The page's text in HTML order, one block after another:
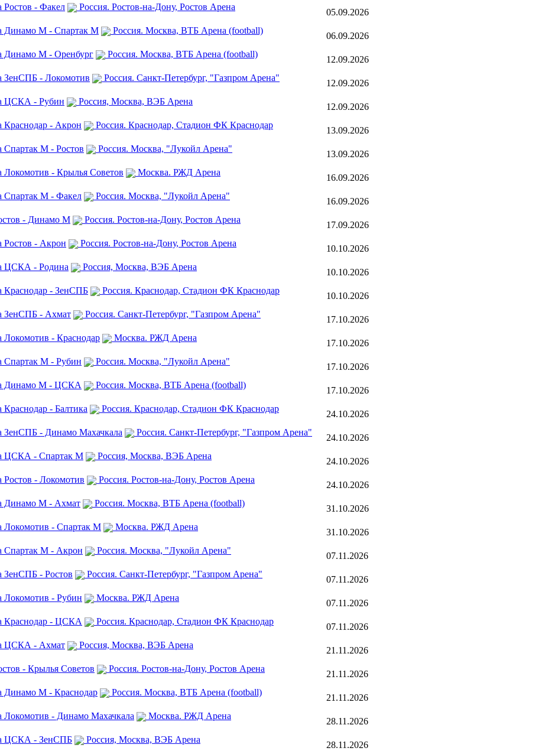
Ростов - Факел
Россия. Ростов-на-Дону, Ростов Арена
05.09.2026
Динамо М - Спартак М
Россия. Москва, ВТБ Арена (football)
06.09.2026
Динамо М - Оренбург
Россия. Москва, ВТБ Арена (football)
12.09.2026
ЗенСПБ - Локомотив
Россия. Санкт-Петербург, "Газпром Арена"
12.09.2026
ЦСКА - Рубин
Россия, Москва, ВЭБ Арена
12.09.2026
Краснодар - Акрон
Россия. Краснодар, Стадион ФК Краснодар
13.09.2026
Спартак М - Ростов
Россия. Москва, "Лукойл Арена"
13.09.2026
Локомотив - Крылья Советов
Москва. РЖД Арена
16.09.2026
Спартак М - Факел
Россия. Москва, "Лукойл Арена"
16.09.2026
- Динамо М
Россия. Ростов-на-Дону, Ростов Арена
17.09.2026
Ростов - Акрон
Россия. Ростов-на-Дону, Ростов Арена
10.10.2026
ЦСКА - Родина
Россия, Москва, ВЭБ Арена
10.10.2026
Краснодар - ЗенСПБ
Россия. Краснодар, Стадион ФК Краснодар
10.10.2026
ЗенСПБ - Ахмат
Россия. Санкт-Петербург, "Газпром Арена"
17.10.2026
Локомотив - Краснодар
Москва. РЖД Арена
17.10.2026
Спартак М - Рубин
Россия. Москва, "Лукойл Арена"
17.10.2026
Динамо М - ЦСКА
Россия. Москва, ВТБ Арена (football)
17.10.2026
- Балтика
Россия. Краснодар, Стадион ФК Краснодар
24.10.2026
ЗенСПБ - Динамо Махачкала
Россия. Санкт-Петербург, "Газпром Арена"
24.10.2026
ЦСКА - Спартак М
Россия, Москва, ВЭБ Арена
24.10.2026
- Локомотив
Россия. Ростов-на-Дону, Ростов Арена
24.10.2026
Динамо М - Ахмат
Россия. Москва, ВТБ Арена (football)
31.10.2026
Локомотив - Спартак М
Москва. РЖД Арена
31.10.2026
Спартак М - Акрон
Россия. Москва, "Лукойл Арена"
07.11.2026
ЗенСПБ - Ростов
Россия. Санкт-Петербург, "Газпром Арена"
07.11.2026
Локомотив - Рубин
Москва. РЖД Арена
07.11.2026
Краснодар - ЦСКА
Россия. Краснодар, Стадион ФК Краснодар
07.11.2026
ЦСКА - Ахмат
Россия, Москва, ВЭБ Арена
21.11.2026
- Крылья Советов
Россия. Ростов-на-Дону, Ростов Арена
21.11.2026
Динамо М - Краснодар
Россия. Москва, ВТБ Арена (football)
21.11.2026
Локомотив - Динамо Махачкала
Москва. РЖД Арена
28.11.2026
ЦСКА - ЗенСПБ
Россия, Москва, ВЭБ Арена
28.11.2026